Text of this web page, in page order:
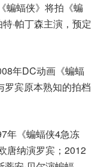
蝙蝠侠》将拍《蝙
·帕丁森主演，预定
年DC动画《蝙蝠
罗宾原本熟知的拍档
年《蝙蝠侠4急冻
唐纳演罗宾；2012